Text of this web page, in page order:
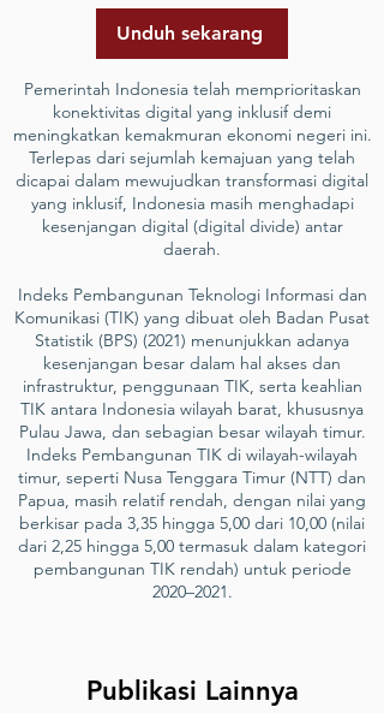
Unduh sekarang
Pemerintah Indonesia telah memprioritaskan
konektivitas digital yang inklusif demi
meningkatkan kemakmuran ekonomi negeri ini.
Terlepas dari sejumlah kemajuan yang telah
dicapai dalam mewujudkan transformasi digital
yang inklusif, Indonesia masih menghadapi
kesenjangan digital (digital divide) antar
daerah.
Indeks Pembangunan Teknologi Informasi dan
Komunikasi (TIK) yang dibuat oleh Badan Pusat
Statistik (BPS) (2021) menunjukkan adanya
kesenjangan besar dalam hal akses dan
infrastruktur, penggunaan TIK, serta keahlian
TIK antara Indonesia wilayah barat, khususnya
Pulau Jawa, dan sebagian besar wilayah timur.
Indeks Pembangunan TIK di wilayah-wilayah
timur, seperti Nusa Tenggara Timur (NTT) dan
Papua, masih relatif rendah, dengan nilai yang
berkisar pada 3,35 hingga 5,00 dari 10,00 (nilai
dari 2,25 hingga 5,00 termasuk dalam kategori
pembangunan TIK rendah) untuk periode
2020–2021.
Publikasi Lainnya